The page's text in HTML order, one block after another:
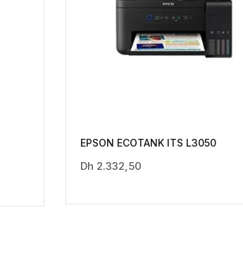
EPSON ECOTANK ITS L3050
Dh 2.332,50